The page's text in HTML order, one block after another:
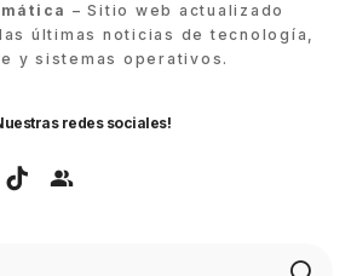
– Sitio web actualizado
últimas noticias de tecnología,
y sistemas operativos.
redes sociales!